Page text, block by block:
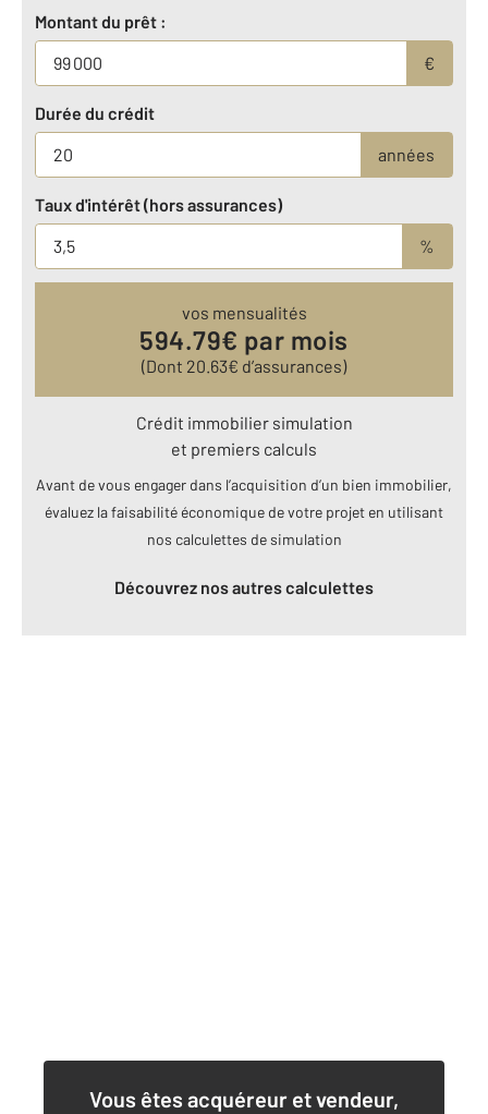
Montant du prêt :
€
Durée du crédit
années
Taux d'intérêt (hors assurances)
%
vos mensualités
594.79€ par mois
(Dont 20.63€ d’assurances)
Crédit immobilier simulation
et premiers calculs
Avant de vous engager dans l’acquisition d’un bien immobilier,
évaluez la faisabilité économique de votre projet en utilisant
nos calculettes de simulation
Découvrez nos autres calculettes
Vous êtes acquéreur et vendeur,